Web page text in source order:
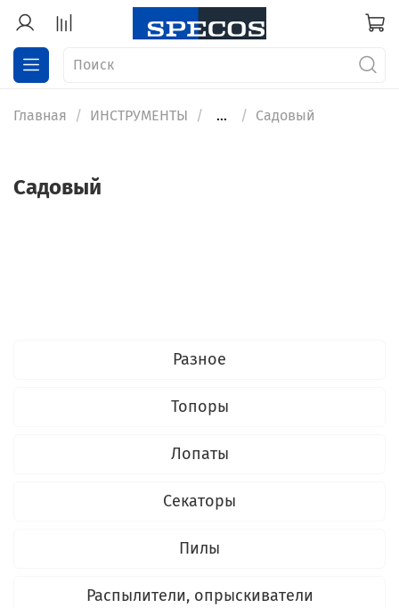
Главная ИНСТРУМЕНТЫ ... Садовый
Садовый
Разное
Топоры
Лопаты
Секаторы
Пилы
Распылители, опрыскиватели